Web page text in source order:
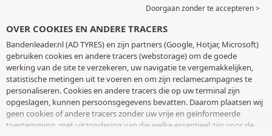
Doorgaan zonder te accepteren >
OVER COOKIES EN ANDERE TRACERS
Bandenleader.nl (AD TYRES) en zijn partners (Google, Hotjar, Microsoft)
gebruiken cookies en andere tracers (webstorage) om de goede
werking van de site te verzekeren, uw navigatie te vergemakkelijken,
statistische metingen uit te voeren en om zijn reclamecampagnes te
personaliseren. Cookies en andere tracers die op uw terminal zijn
opgeslagen, kunnen persoonsgegevens bevatten. Daarom plaatsen wij
geen cookies of andere tracers zonder uw vrije en geïnformeerde
toestemming, met uitzondering van die welke essentieel zijn voor de